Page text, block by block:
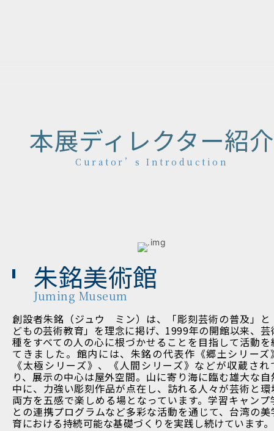
本展ディレクター紹介
Curator’s Introduction
朱銘美術館
Juming Museum
創設者朱銘（ジュウ ミン）は、「彫刻芸術の普及」と
どもの芸術教育」を理念に掲げ、1999年の開館以来、芸
種をすべての人の心に根づかせることを目指して活動を
てきました。館内には、朱銘の代表作《郷土シリーズ
《太極シリーズ》、《人間シリーズ》などが収蔵され
り、展示の中心は屋外空間。山に寄り海に臨む雄大な自
中に、力強い彫刻作品が点在し、訪れる人々が芸術と環
両方を五感で楽しめる場となっています。学習キャンプ
との連携プログラムなど多彩な活動を通じて、台湾の美
育における持続可能な基礎づくりを実践し続けています。